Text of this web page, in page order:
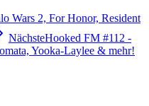
Wars 2, For Honor, Resident
NächsteHooked FM #112 -
Yooka-Laylee & mehr!